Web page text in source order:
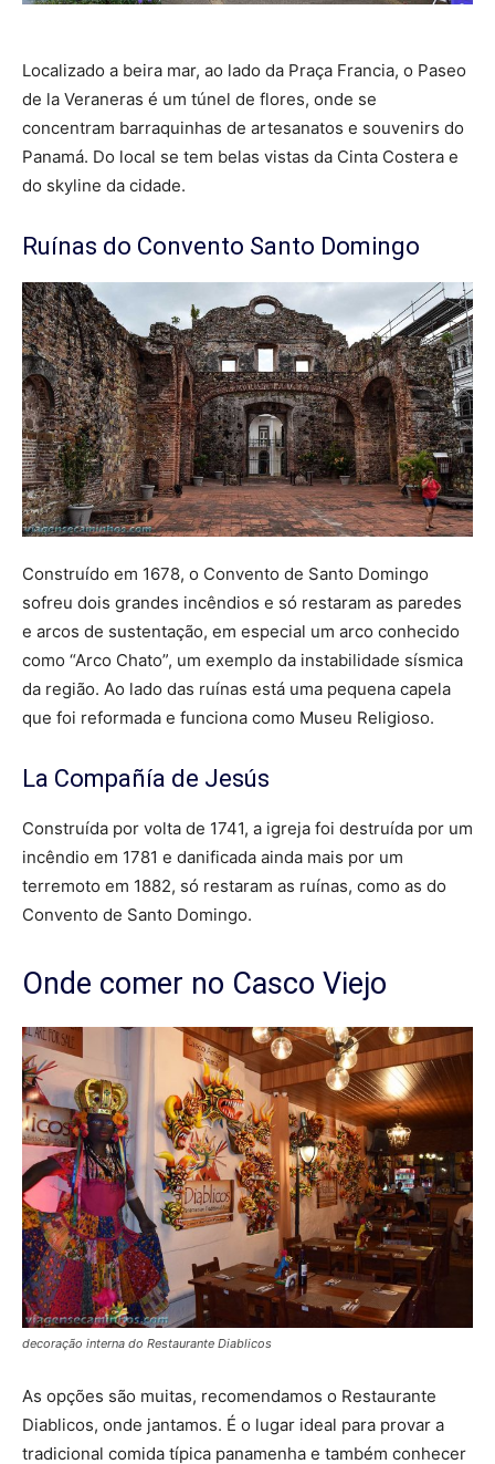
Localizado a beira mar, ao lado da Praça Francia, o Paseo
de la Veraneras é um túnel de flores, onde se
concentram barraquinhas de artesanatos e souvenirs do
Panamá. Do local se tem belas vistas da Cinta Costera e
do skyline da cidade.
Ruínas do Convento Santo Domingo
Construído em 1678, o Convento de Santo Domingo
sofreu dois grandes incêndios e só restaram as paredes
e arcos de sustentação, em especial um arco conhecido
como “Arco Chato”, um exemplo da instabilidade sísmica
da região. Ao lado das ruínas está uma pequena capela
que foi reformada e funciona como Museu Religioso.
La Compañía de Jesús
Construída por volta de 1741, a igreja foi destruída por um
incêndio em 1781 e danificada ainda mais por um
terremoto em 1882, só restaram as ruínas, como as do
Convento de Santo Domingo.
Onde comer no Casco Viejo
decoração interna do Restaurante Diablicos
As opções são muitas, recomendamos o Restaurante
Diablicos, onde jantamos. É o lugar ideal para provar a
tradicional comida típica panamenha e também conhecer